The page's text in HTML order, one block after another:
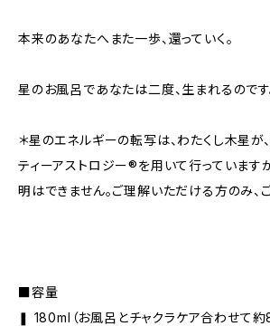
本来のあなたへまた一歩、還っていく。
星のお風呂であなたは二度、生まれるのです
＊星のエネルギーの転写は、わたくし木星が
ティーアストロジー®を用いて行っています
明はできません。ご理解いただける方のみ、
■容量
❚ 180ml（お風呂とチャクラケア合わせて約